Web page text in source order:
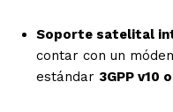
Soporte satelital
contar con un
estándar 3GPP v10